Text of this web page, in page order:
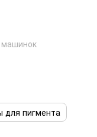
для пигмента